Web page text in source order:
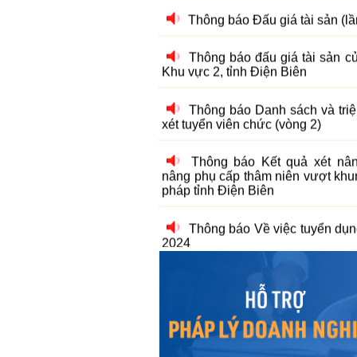
Thông báo đấu giá tài sản
Khu vực 2, tỉnh Điện Biên
Thông báo Danh sách và
xét tuyển viên chức (vòng 2)
Thông báo Kết quả xét
nâng phụ cấp thâm niên vượt
pháp tỉnh Điện Biên
Thông báo Về việc tuyển
2024
Thông báo Kết quả xét
nâng phụ cấp thâm niên nghề
Thông báo Danh sách và
xét tuyển viên chức (Vòng 2)
Thông báo Về việc tuyển